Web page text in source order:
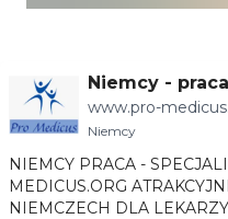
Niemcy -
acje
www.pro-
Niemcy
NIEMCY PRACA - SPECJALIZACJE
MEDICUS.ORG ATRAKCYJNE OFERTY PRACY W
NIEMCZECH DLA LEKARZY